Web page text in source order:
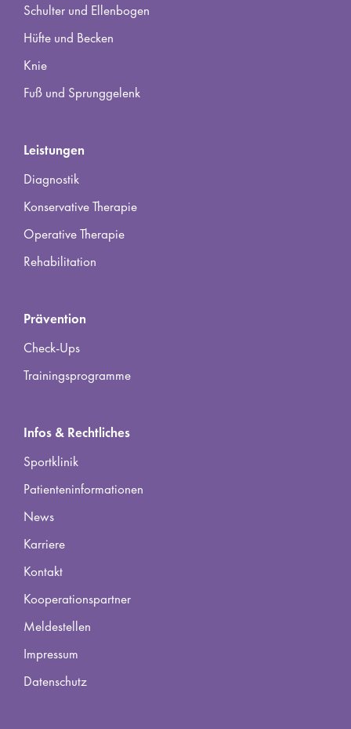
Schulter und Ellenbogen
Hüfte und Becken
Knie
Fuß und Sprunggelenk
Leistungen
Diagnostik
Konservative Therapie
Operative Therapie
Rehabilitation
Prävention
Check-Ups
Trainingsprogramme
Infos & Rechtliches
Sportklinik
Patienteninformationen
News
Karriere
Kontakt
Kooperationspartner
Meldestellen
Impressum
Datenschutz